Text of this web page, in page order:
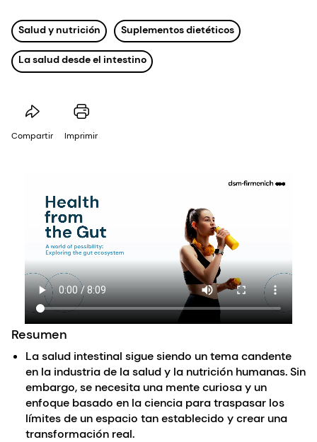
Salud y nutrición Suplementos dietéticos
La salud desde el intestino
Compartir Imprimir
Resumen
La salud intestinal sigue siendo un tema candente
en la industria de la salud y la nutrición humanas. Sin
embargo, se necesita una mente curiosa y un
enfoque basado en la ciencia para traspasar los
límites de un espacio tan establecido y crear una
transformación real.